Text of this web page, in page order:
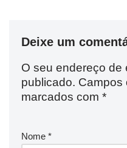
Deixe um
O seu endereço de
publicado. Campos
marcados com *
Nome *